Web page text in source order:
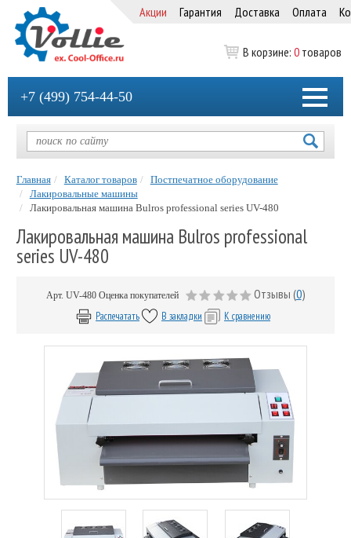
Акции Гарантия Доставка Оплата
В корзине: 0 товаров
+7 (499) 754-44-50
Главная Каталог товаров
Постпечатное оборудование
Лакировальные машины
Лакировальная машина Bulros professional series UV-480
Лакировальная машина Bulros professional
series UV-480
Арт. UV-480 Оценка покупателей Отзывы (0)
Распечатать В закладки К сравнению